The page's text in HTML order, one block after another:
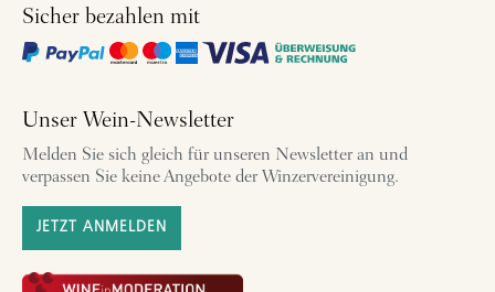
Sicher bezahlen mit
Unser Wein-Newsletter
Melden Sie sich gleich für unseren Newsletter an und
verpassen Sie keine Angebote der Winzervereinigung.
JETZT ANMELDEN